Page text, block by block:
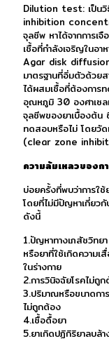
Dilution test: เป็นวิ
inhibition
จุลชีพ หาได้จากการเ
เชื้อที่กำลังเจริญในอ
Agar disk
มาตรฐานที่อิ่มตัวด้วยส
ได้ผสมเชื้อที่ต้องการท
อุณหภูมิ 30 องศาเซล
จุลชีพของยาเบื้องต้น
ทดสอบหรือไม่ โดยวัด
(clear zone
ความล้มเหลวของก
บ่อยครั้งที่พบว่าการใ
โดยที่ไม่มีปัญหาเกี่ยว
ดังนี้
1.ปัญหาทางเภสัชวิทย
หรือยาที่ใช้เกิดความเ
ในร่างกาย
2.การวินิจฉัยโรคไม่ถู
3.ปริมาณหรือขนาดกา
ไม่ถูกต้อง
4.เชื้อดื้อยา
5.ยาเกิดปฏิกิริยาลบล้